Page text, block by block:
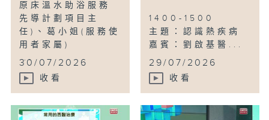
原床溫水助浴服務
先導計劃項目主
任)、葛小姐(服務使
用者家屬)
...
30/07/2026
收看
1400-1500
主題：認識熱疾病
嘉賓：劉啟基醫...
29/07/2026
收看